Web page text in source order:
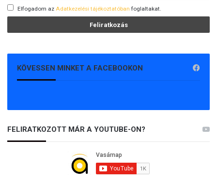
Elfogadom az Adatkezelési tájékoztatóban foglaltakat.
KÖVESSEN MINKET A FACEBOOKON
FELIRATKOZOTT MÁR A YOUTUBE-ON?